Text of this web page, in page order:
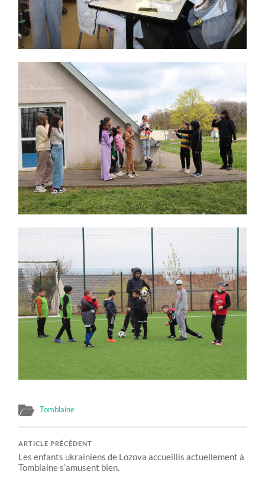
Tomblaine
ARTICLE PRÉCÉDENT
Les enfants ukrainiens de Lozova accueillis actuellement à
Tomblaine s’amusent bien.